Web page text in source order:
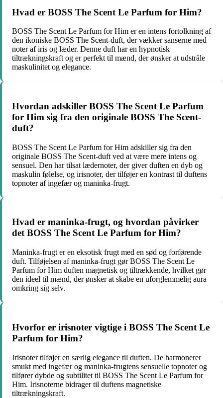
Hvad er BOSS The Scent Le Parfum for Him?
BOSS The Scent Le Parfum for Him er en intens fortolkning af
den ikoniske BOSS The Scent-duft, der vækker sanserne med
noter af iris og læder. Denne duft har en hypnotisk
tiltrækningskraft og er perfekt til mænd, der ønsker at udstråle
maskulinitet og elegance.
Hvordan adskiller BOSS The Scent Le Parfum
for Him sig fra den originale BOSS The Scent-
duft?
BOSS The Scent Le Parfum for Him adskiller sig fra den
originale BOSS The Scent-duft ved at være mere intens og
sensuel. Den har tilsat lædernoter, der giver duften en dyb og
maskulin følelse, og irisnoter, der tilføjer en kontrast til duftens
topnoter af ingefær og maninka-frugt.
Hvad er maninka-frugt, og hvordan påvirker
det BOSS The Scent Le Parfum for Him?
Maninka-frugt er en eksotisk frugt med en sød og forførende
duft. Tilføjelsen af maninka-frugt gør BOSS The Scent Le
Parfum for Him duften magnetisk og tiltrækkende, hvilket gør
den ideel til mænd, der ønsker at skabe en uforglemmelig aura
omkring sig selv.
Hvorfor er irisnoter vigtige i BOSS The Scent Le
Parfum for Him?
Irisnoter tilføjer en særlig elegance til duften. De harmonerer
smukt med ingefær og maninka-frugtens sensuelle topnoter og
tilfører dybde og subtilitet til BOSS The Scent Le Parfum for
Him. Irisnoterne bidrager til duftens magnetiske
tiltrækningskraft.